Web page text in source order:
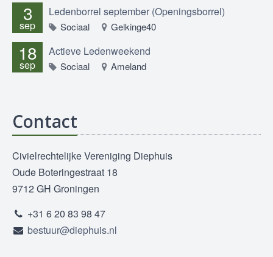
3
sep
Ledenborrel september (Openingsborrel)
Sociaal Gelkinge40
18
sep
Actieve Ledenweekend
Sociaal Ameland
Contact
Civielrechtelijke Vereniging Diephuis
Oude Boteringestraat 18
9712 GH Groningen
+31 6 20 83 98 47
bestuur@diephuis.nl